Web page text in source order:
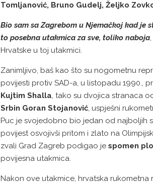
Tomljanović, Bruno Gudelj, Željko
Bio sam sa Zagrebom u Njemačkoj kad je
to posebna utakmica za sve, toliko naboja
Hrvatske u toj utakmici.
Zanimljivo, baš kao što su nogometnu
povijesti protiv SAD-a, u listopadu 1990.,
Kujtim Shalla, tako su dvojica stranaca
Srbin Goran Stojanović, uspješni
Puc je svojedobno bio jedan od najboljih
povijest osvojivši pritom i zlato na
zvali Grad Zagreb podigao je spomen
povijesna utakmica.
Nakon ove utakmice, hrvatska